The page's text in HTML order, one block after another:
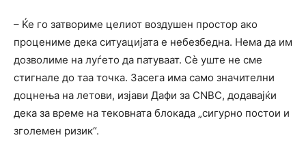
– Ќе го затвориме целиот воздушен простор ако
процениме дека ситуацијата е небезбедна. Нема да им
дозволиме на луѓето да патуваат. Сè уште не сме
стигнале до таа точка. Засега има само значителни
доцнења на летови, изјави Дафи за CNBC, додавајќи
дека за време на тековната блокада „сигурно постои и
зголемен ризик“.